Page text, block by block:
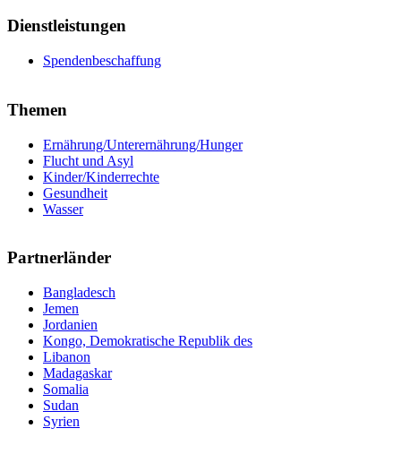
Dienstleistungen
Spendenbeschaffung
Themen
Ernährung/Unterernährung/Hunger
Flucht und Asyl
Kinder/Kinderrechte
Gesundheit
Wasser
Partnerländer
Bangladesch
Jemen
Jordanien
Kongo, Demokratische Republik des
Libanon
Madagaskar
Somalia
Sudan
Syrien